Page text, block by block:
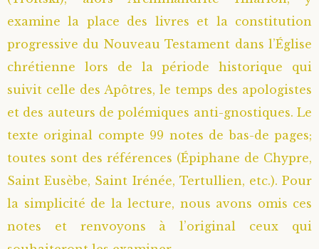
examine la place des livres et la constitution
progressive du Nouveau Testament dans l’Église
chrétienne lors de la période historique qui
suivit celle des Apôtres, le temps des apologistes
et des auteurs de polémiques anti-gnostiques. Le
texte original compte 99 notes de bas-de pages;
toutes sont des références (Épiphane de Chypre,
Saint Eusèbe, Saint Irénée, Tertullien, etc.). Pour
la simplicité de la lecture, nous avons omis ces
notes et renvoyons à l’original ceux qui